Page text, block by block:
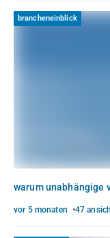
brancheneinblick
warum unabhängige
vor 5 monaten 47